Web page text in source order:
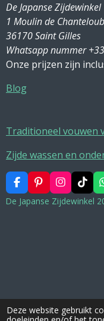
Deze website gebruikt
De Japanse Zijdewinkel
1 Moulin de
36170 Saint Gilles
Whatsapp nummer
Onze prijzen zijn
Blog
Traditioneel vouwen
Zijde wassen en
F
a
c
P
i
n
I
n
s
T
i
k
De Japanse Zijdewinkel